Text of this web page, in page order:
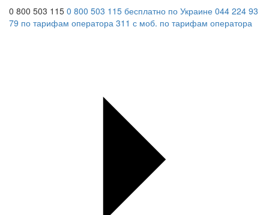
0 800 503 115 0 800 503 115 бесплатно по Украине 044 224 93
79 по тарифам оператора 311 с моб. по тарифам оператора